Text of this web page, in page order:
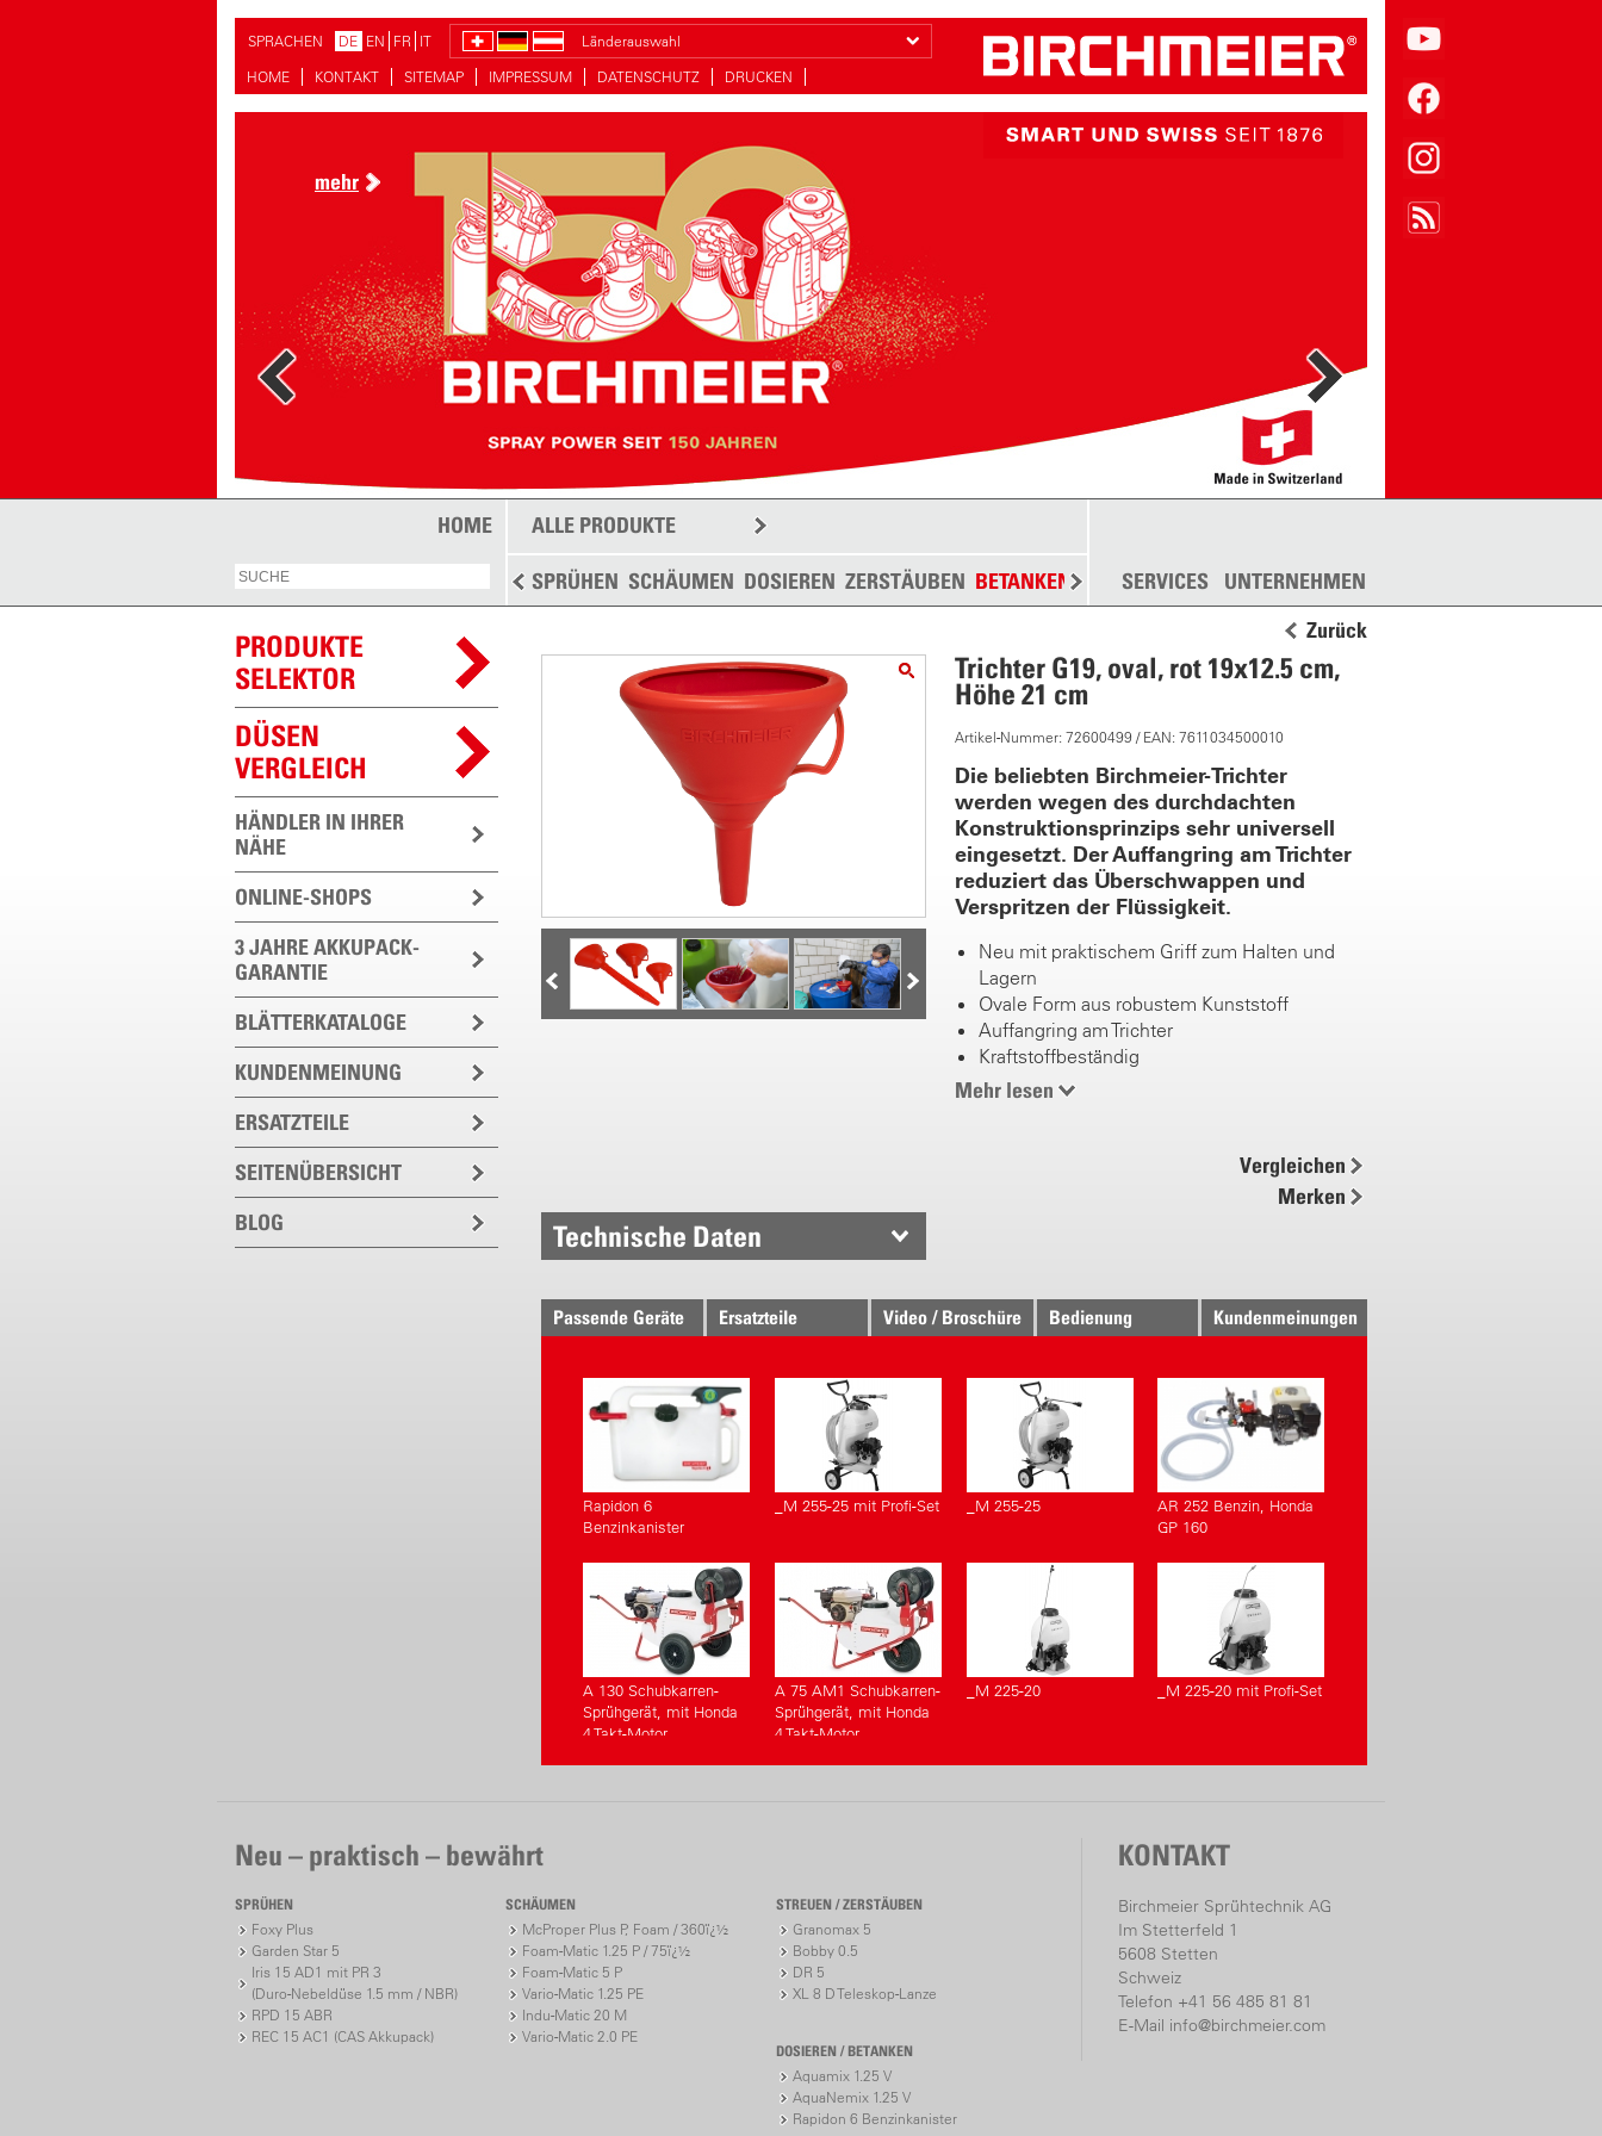
SPRACHEN DE EN FR IT
Länderauswahl
HOME
KONTAKT SITEMAP IMPRESSUM DATENSCHUTZ DRUCKEN
mehr
mehr
HOME ALLE PRODUKTE
SPRÜHEN SCHÄUMEN DOSIEREN ZERSTÄUBEN BETANKEN STREUEN WEITERE
SERVICES UNTERNEHMEN
PRODUKTE
SELEKTOR
DÜSEN
VERGLEICH
HÄNDLER IN IHRER
NÄHE
ONLINE-SHOPS
3 JAHRE AKKUPACK-
GARANTIE
BLÄTTERKATALOGE
KUNDENMEINUNG
ERSATZTEILE
SEITENÜBERSICHT
BLOG
Zurück
Trichter G19, oval, rot 19x12.5 cm,
Höhe 21 cm
Artikel-Nummer: 72600499 / EAN: 7611034500010
Die beliebten Birchmeier-Trichter
werden wegen des durchdachten
Konstruktionsprinzips sehr universell
eingesetzt. Der Auffangring am Trichter
reduziert das Überschwappen und
Verspritzen der Flüssigkeit.
Neu mit praktischem Griff zum Halten und
Lagern
Ovale Form aus robustem Kunststoff
Auffangring am Trichter
Kraftstoffbeständig
Feines Edelstahlsieb mit gelochter
Mehr lesen
Vergleichen
Merken
Technische Daten
Passende Geräte Ersatzteile Video / Broschüre Bedienung Kundenmeinungen
Rapidon 6
Benzinkanister
_M 255-25 mit Profi-Set _M 255-25
AR 252 Benzin, Honda
GP 160
A 130 Schubkarren-
Sprühgerät, mit Honda
4 Takt-Motor
A 75 AM1 Schubkarren-
Sprühgerät, mit Honda
4 Takt-Motor
_M 225-20 _M 225-20 mit Profi-Set
Neu – praktisch – bewährt
SPRÜHEN
Foxy Plus
Garden Star 5
Iris 15 AD1 mit PR 3
(Duro-Nebeldüse 1.5 mm / NBR)
RPD 15 ABR
REC 15 AC1 (CAS Akkupack)
SCHÄUMEN
McProper Plus P, Foam / 360ï¿½
Foam-Matic 1.25 P / 75ï¿½
Foam-Matic 5 P
Vario-Matic 1.25 PE
Indu-Matic 20 M
Vario-Matic 2.0 PE
STREUEN / ZERSTÄUBEN
Granomax 5
Bobby 0.5
DR 5
XL 8 D Teleskop-Lanze
DOSIEREN / BETANKEN
Aquamix 1.25 V
AquaNemix 1.25 V
Rapidon 6 Benzinkanister
KONTAKT
Birchmeier Sprühtechnik AG
Im Stetterfeld 1
5608 Stetten
Schweiz
Telefon +41 56 485 81 81
E-Mail info@birchmeier.com